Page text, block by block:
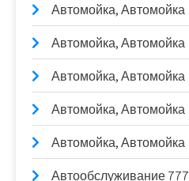
Автомойка, Автомойка
Автомойка, Автомойка
Автомойка, Автомойка
Автомойка, Автомойка
Автомойка, Автомойка
Автообслуживание 777